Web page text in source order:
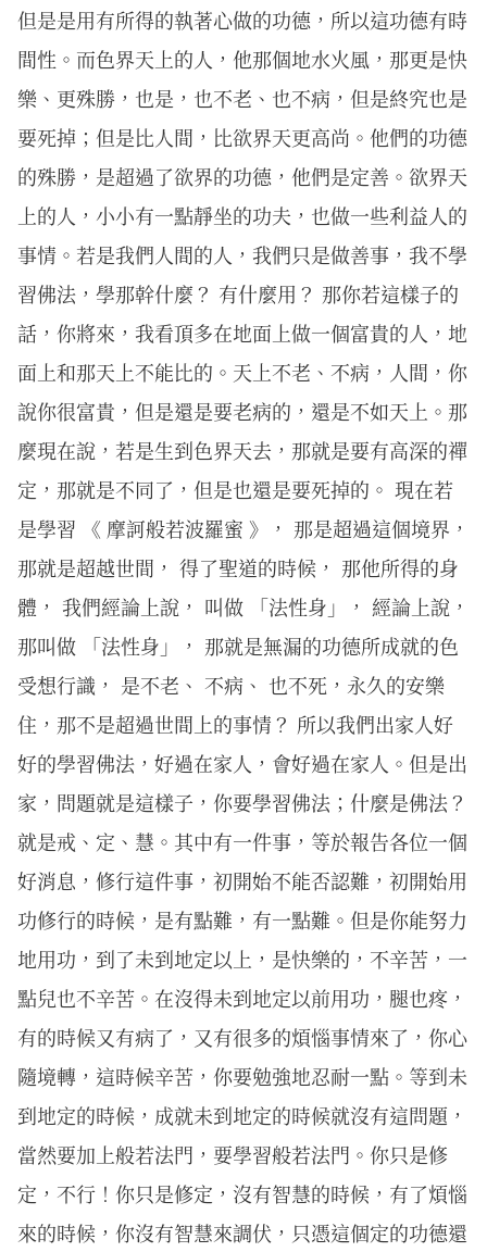
但是是用有所得的執著心做的功德，所以這功德有時
間性。而色界天上的人，他那個地水火風，那更是快
樂、更殊勝，也是，也不老、也不病，但是終究也是
要死掉；但是比人間，比欲界天更高尚。他們的功德
的殊勝，是超過了欲界的功德，他們是定善。欲界天
上的人，小小有一點靜坐的功夫，也做一些利益人的
事情。若是我們人間的人，我們只是做善事，我不學
習佛法，學那幹什麼？ 有什麼用？ 那你若這樣子的
話，你將來，我看頂多在地面上做一個富貴的人，地
面上和那天上不能比的。天上不老、不病，人間，你
說你很富貴，但是還是要老病的，還是不如天上。那
麼現在說，若是生到色界天去，那就是要有高深的禪
定，那就是不同了，但是也還是要死掉的。 現在若
是學習 《 摩訶般若波羅蜜 》， 那是超過這個境界，
那就是超越世間， 得了聖道的時候， 那他所得的身
體， 我們經論上說， 叫做 「法性身」， 經論上說，
那叫做 「法性身」， 那就是無漏的功德所成就的色
受想行識， 是不老、 不病、 也不死，永久的安樂
住，那不是超過世間上的事情？ 所以我們出家人好
好的學習佛法，好過在家人，會好過在家人。但是出
家，問題就是這樣子，你要學習佛法；什麼是佛法？
就是戒、定、慧。其中有一件事，等於報告各位一個
好消息，修行這件事，初開始不能否認難，初開始用
功修行的時候，是有點難，有一點難。但是你能努力
地用功，到了未到地定以上，是快樂的，不辛苦，一
點兒也不辛苦。在沒得未到地定以前用功，腿也疼，
有的時候又有病了，又有很多的煩惱事情來了，你心
隨境轉，這時候辛苦，你要勉強地忍耐一點。等到未
到地定的時候，成就未到地定的時候就沒有這問題，
當然要加上般若法門，要學習般若法門。你只是修
定，不行！你只是修定，沒有智慧的時候，有了煩惱
來的時候，你沒有智慧來調伏，只憑這個定的功德還